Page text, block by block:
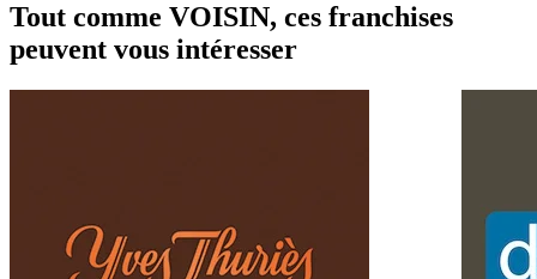
Tout comme VOISIN, ces franchises
peuvent vous intéresser